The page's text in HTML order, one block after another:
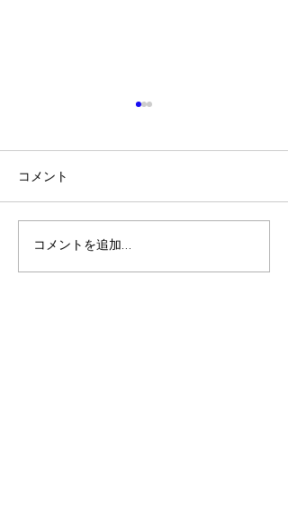
師走突入前のアレコレ！
コメント
コメントを追加…